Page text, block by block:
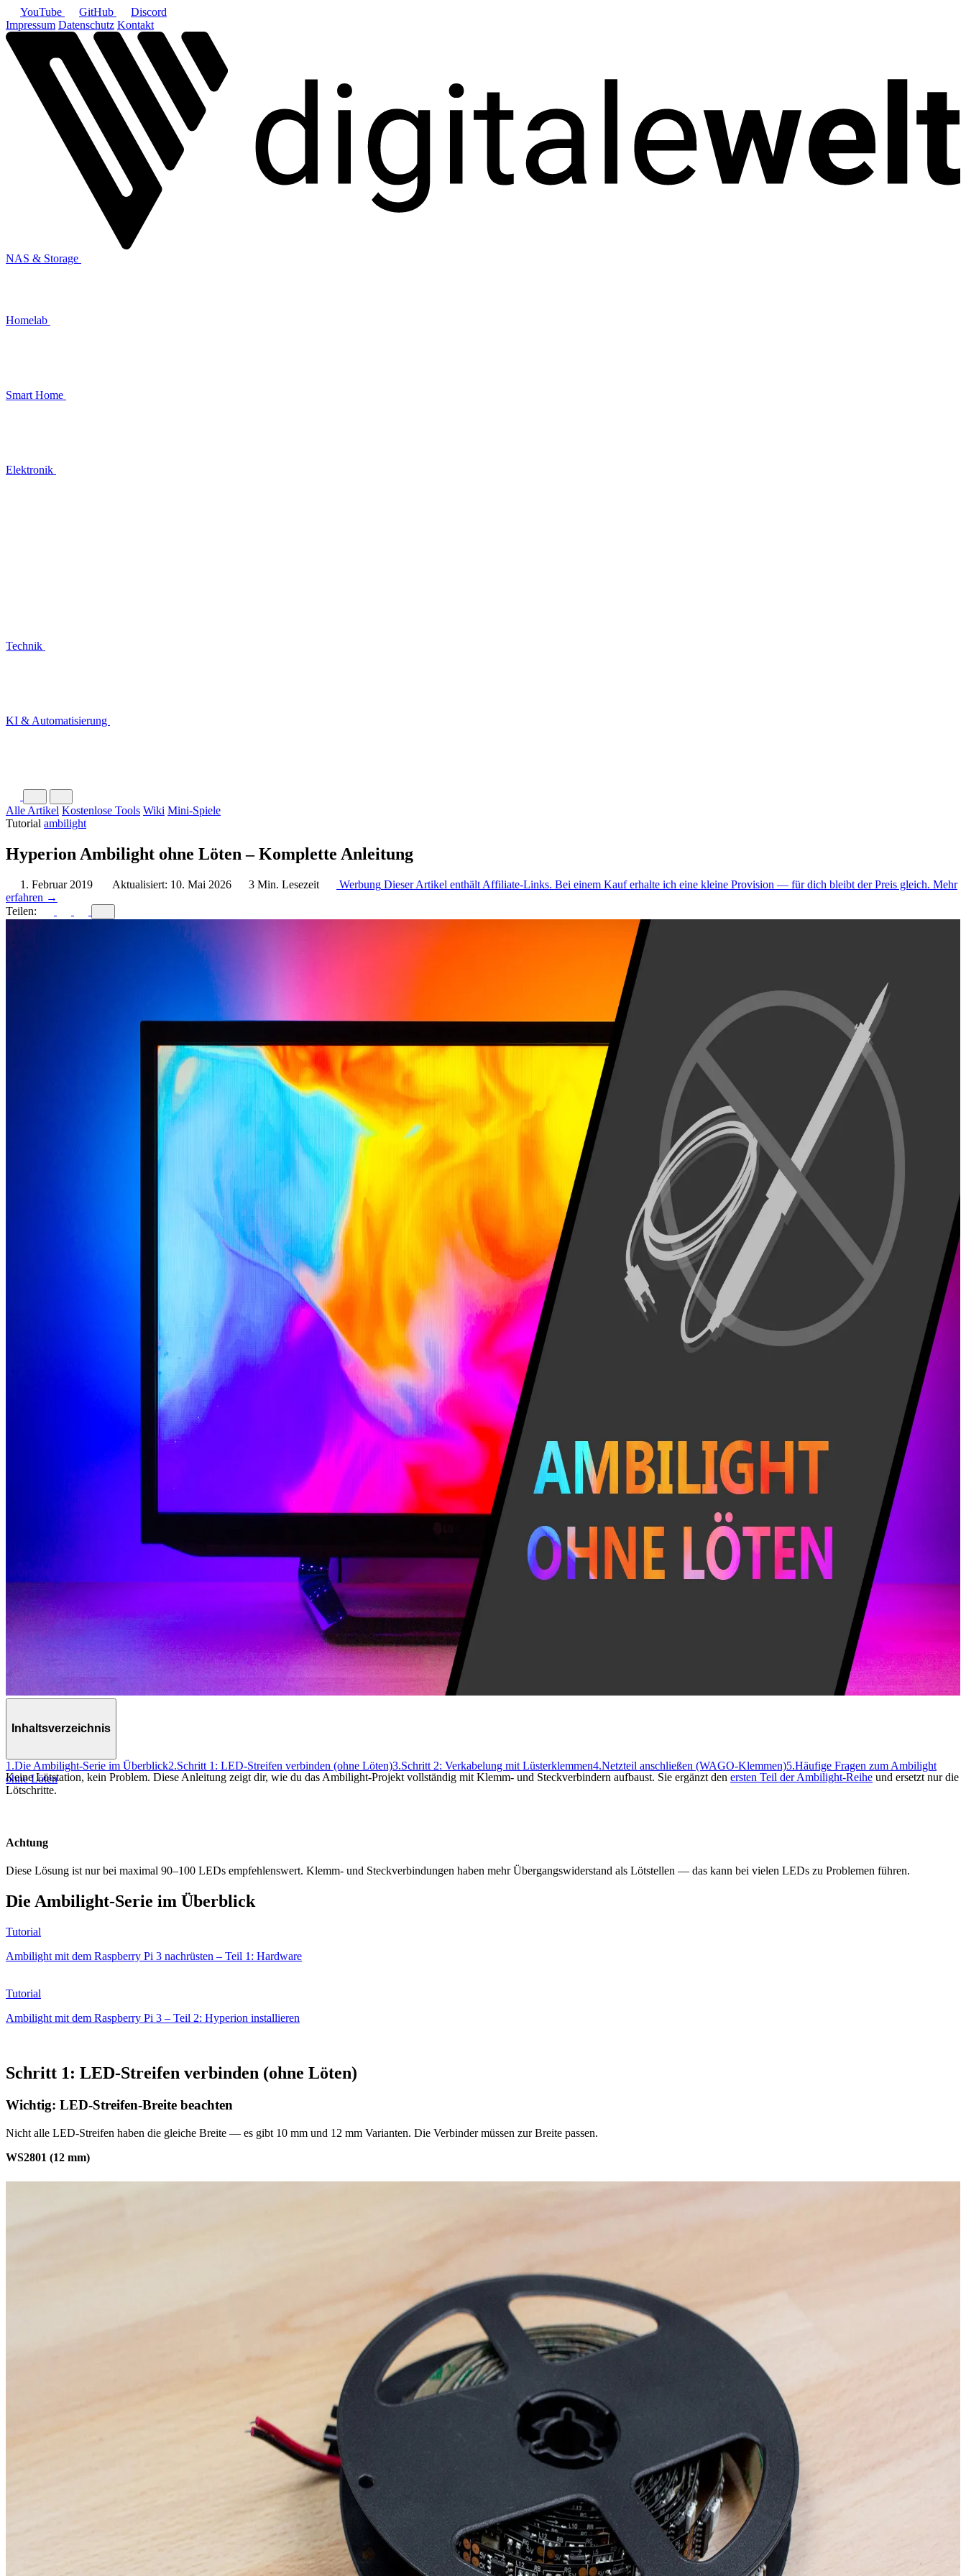
YouTube GitHub
Discord
Impressum Datenschutz Kontakt
NAS & Storage
Homelab
Smart Home
Elektronik
Technik
KI & Automatisierung
Alle Artikel Kostenlose Tools Wiki Mini-Spiele
Tutorial ambilight
Hyperion Ambilight ohne Löten – Komplette Anleitung
1. Februar 2019 Aktualisiert: 10. Mai 2026 3 Min. Lesezeit Werbung Dieser Artikel enthält Affiliate-Links. Bei einem Kauf erhalte ich eine kleine Provision — für dich bleibt der Preis gleich. Mehr
erfahren →
Teilen:
Inhaltsverzeichnis
1.Die Ambilight-Serie im Überblick2.Schritt 1: LED-Streifen verbinden (ohne Löten)3.Schritt 2: Verkabelung mit Lüsterklemmen4.Netzteil anschließen (WAGO-Klemmen)5.Häufige Fragen zum Ambilight
ohne Löten
Keine Lötstation, kein Problem. Diese Anleitung zeigt dir, wie du das Ambilight-Projekt vollständig mit Klemm- und Steckverbindern aufbaust. Sie ergänzt den ersten Teil der Ambilight-Reihe und ersetzt nur die
Lötschritte.
Achtung
Diese Lösung ist nur bei maximal 90–100 LEDs empfehlenswert. Klemm- und Steckverbindungen haben mehr Übergangswiderstand als Lötstellen — das kann bei vielen LEDs zu Problemen führen.
Die Ambilight-Serie im Überblick
Tutorial
Ambilight mit dem Raspberry Pi 3 nachrüsten – Teil 1: Hardware
Tutorial
Ambilight mit dem Raspberry Pi 3 – Teil 2: Hyperion installieren
Schritt 1: LED-Streifen verbinden (ohne Löten)
Wichtig: LED-Streifen-Breite beachten
Nicht alle LED-Streifen haben die gleiche Breite — es gibt 10 mm und 12 mm Varianten. Die Verbinder müssen zur Breite passen.
WS2801 (12 mm)